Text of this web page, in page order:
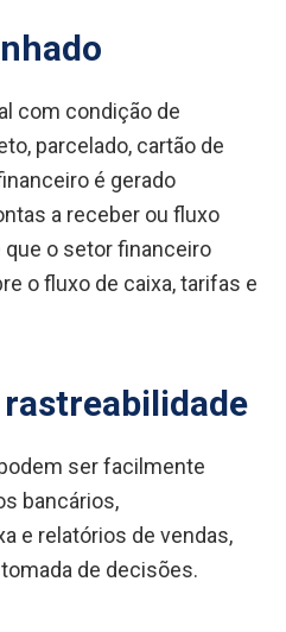
com condição de
parcelado, cartão de
é gerado
a receber ou fluxo
o setor financeiro
o fluxo de caixa, tarifas e
ser facilmente
bancários,
e relatórios de vendas,
de decisões.